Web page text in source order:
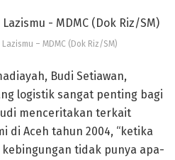
– MDMC (Dok Riz/SM)
Budi Setiawan,
logistik sangat penting bagi
menceritakan terkait
di Aceh tahun 2004, “ketika
tidak punya apa-